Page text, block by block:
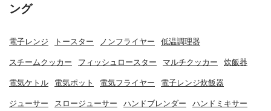
ング
電子レンジ トースター ノンフライヤー 低温調理器
スチームクッカー フィッシュロースター マルチクッカー 炊飯器
電気ケトル 電気ポット 電気フライヤー 電子レンジ炊飯器
ジューサー スロージューサー ハンドブレンダー ハンドミキサー